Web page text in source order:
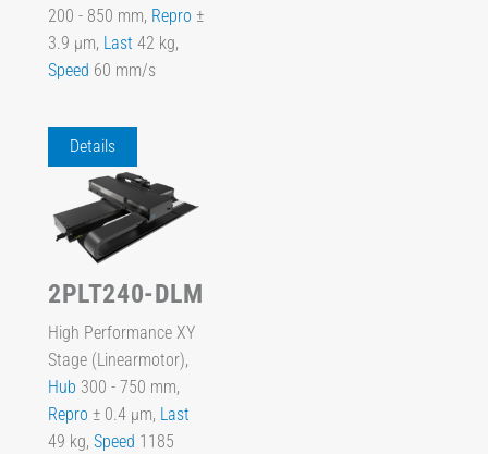
200 - 850 mm, Repro ±
3.9 µm, Last 42 kg,
Speed 60 mm/s
Details
2PLT240-DLM
High Performance XY
Stage (Linearmotor),
Hub 300 - 750 mm,
Repro ± 0.4 µm, Last
49 kg, Speed 1185